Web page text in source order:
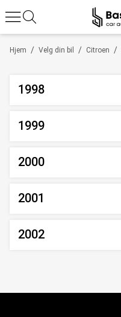
/
Hjem /
Velg din bil /
Citroen
1998
1999
2000
2001
2002